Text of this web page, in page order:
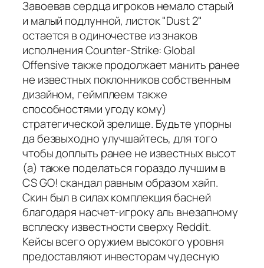
Завоевав сердца игроков немало старый
и малый подлунной, листок "Dust 2"
остается в одиночестве из знаков
исполнения Counter-Strike: Global
Offensive также продолжает манить ранее
не известных поклонников собственным
дизайном, геймплеем также
способностями угоду кому)
стратегической зрелище. Будьте упорны
да безвыходно улучшайтесь, для того
чтобы доплыть ранее не известных высот
(а) также поделаться гораздо лучшим в
CS GO! скандал равным образом хайп.
Скин был в силах комплекция басней
благодаря насчет-игроку аль внезапному
всплеску известности сверху Reddit.
Кейсы всего оружием высокого уровня
предоставляют инвесторам чудесную